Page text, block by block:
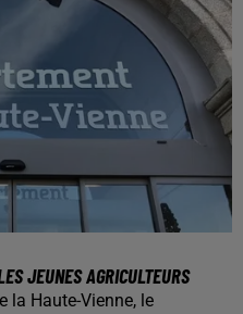
JEUNES AGRICULTEURS
la Haute-Vienne, le